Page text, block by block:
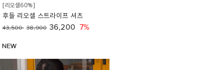
[리오셀60%]
후들 리오셀 스트라이프 셔츠
43,500 38,900 36,200 7%